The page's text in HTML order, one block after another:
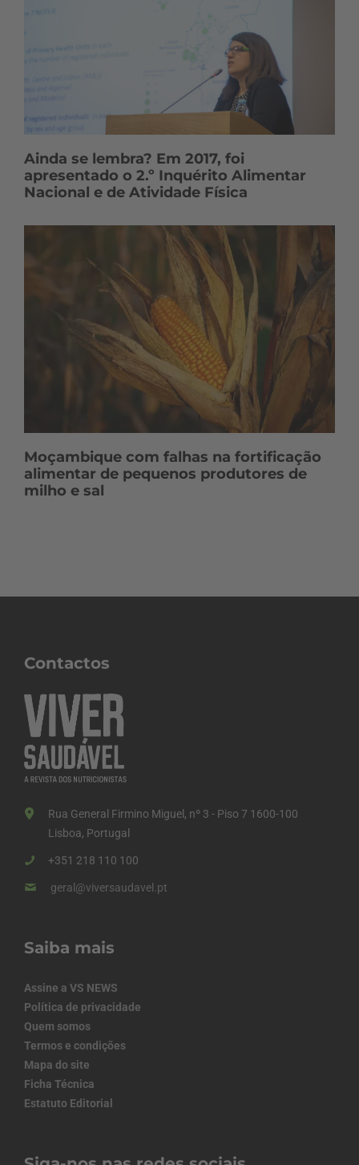
Ainda se lembra? Em 2017, foi
apresentado o 2.º Inquérito Alimentar
Nacional e de Atividade Física
Moçambique com falhas na fortificação
alimentar de pequenos produtores de
milho e sal
Contactos
Rua General Firmino Miguel, nº 3 - Piso 7 1600-100
Lisboa, Portugal
+351 218 110 100
geral@viversaudavel.pt
Saiba mais
Assine a VS NEWS
Política de privacidade
Quem somos
Termos e condições
Mapa do site
Ficha Técnica
Estatuto Editorial